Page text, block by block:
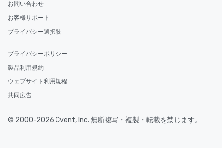
お問い合わせ
お客様サポート
プライバシー選択肢
プライバシーポリシー
製品利用規約
ウェブサイト利用規程
共同広告
© 2000-2026 Cvent, Inc. 無断複写・複製・転載を禁じます。